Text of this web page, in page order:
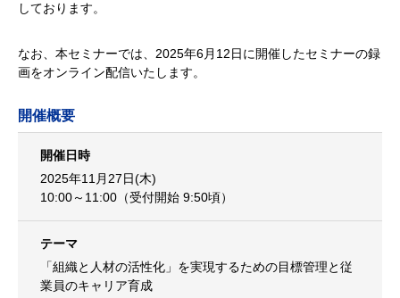
しております。
なお、本セミナーでは、2025年6月12日に開催したセミナーの録
画をオンライン配信いたします。
開催概要
開催日時
2025年11月27日(木)
10:00～11:00（受付開始 9:50頃）
テーマ
「組織と人材の活性化」を実現するための目標管理と従
業員のキャリア育成